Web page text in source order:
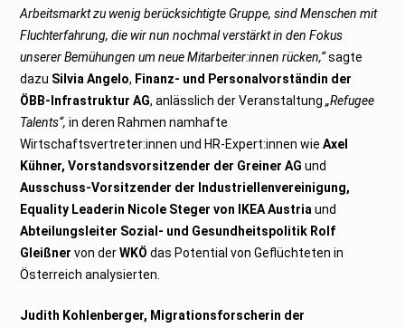
Arbeitsmarkt zu wenig berücksichtigte Gruppe, sind Menschen mit
Fluchterfahrung, die wir nun nochmal verstärkt in den Fokus
unserer Bemühungen um neue Mitarbeiter:innen rücken,“sagte
dazu Silvia Angelo, Finanz- und Personalvorständin der
ÖBB-Infrastruktur AG, anlässlich der Veranstaltung„Refugee
Talents“, in deren Rahmen namhafte
Wirtschaftsvertreter:innen und HR-Expert:innen wieAxel
Kühner, Vorstandsvorsitzender der Greiner AG und
Ausschuss-Vorsitzender der Industriellenvereinigung,
Equality Leaderin Nicole Steger von IKEA Austriaund
Abteilungsleiter Sozial- und Gesundheitspolitik Rolf
Gleißner von derWKÖdas Potential von Geflüchteten in
Österreich analysierten.
Judith Kohlenberger, Migrationsforscherin der